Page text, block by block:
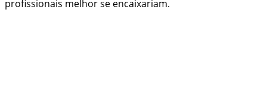
profissionais melhor se encaixariam.